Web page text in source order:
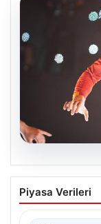
06.08.2026
Barış
Piyasa Verileri